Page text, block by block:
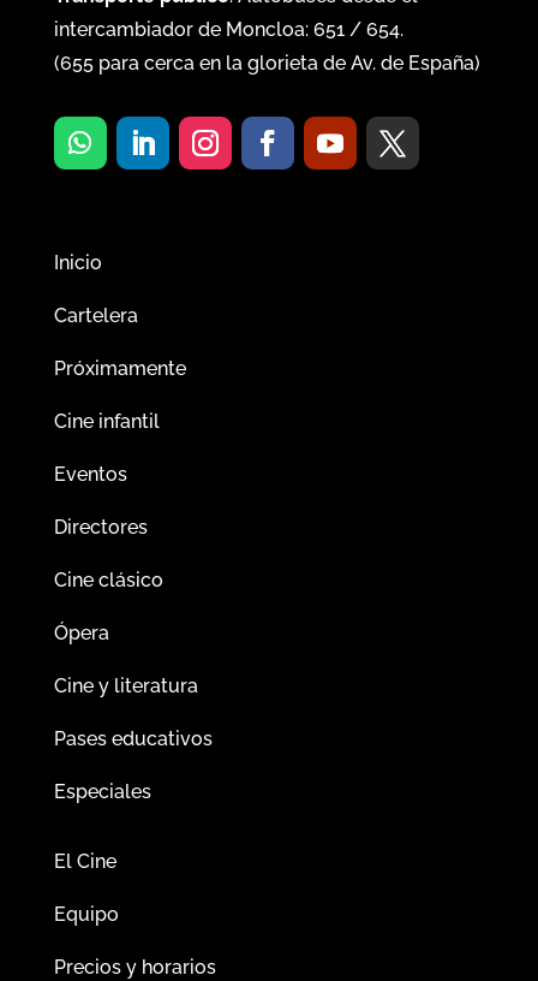
intercambiador de Moncloa: 651/ 654.
(655para cerca en la glorieta de Av. de España)
Inicio
Cartelera
Próximamente
Cine infantil
Eventos
Directores
Cine clásico
Ópera
Cine y literatura
Pases educativos
Especiales
El Cine
Equipo
Precios y horarios